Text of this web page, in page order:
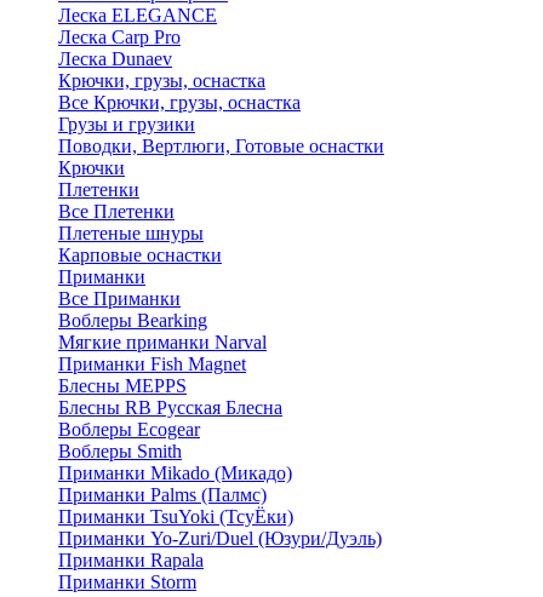
Леска ELEGANCE
Леска Carp Pro
Леска Dunaev
Крючки, грузы, оснастка
Все Крючки, грузы, оснастка
Грузы и грузики
Поводки, Вертлюги, Готовые оснастки
Крючки
Плетенки
Все Плетенки
Плетеные шнуры
Карповые оснастки
Приманки
Все Приманки
Воблеры Bearking
Мягкие приманки Narval
Приманки Fish Magnet
Блесны MEPPS
Блесны RB Русская Блесна
Воблеры Ecogear
Воблеры Smith
Приманки Mikado (Микадо)
Приманки Palms (Палмс)
Приманки TsuYoki (ТсуЁки)
Приманки Yo-Zuri/Duel (Юзури/Дуэль)
Приманки Rapala
Приманки Storm